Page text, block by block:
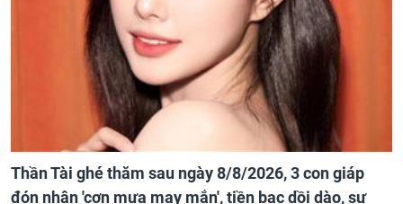
Thần Tài ghé thăm sau ngày 8/8/2026, 3 con giáp
đón nhận 'cơn mưa may mắn', tiền bạc dồi dào, sự